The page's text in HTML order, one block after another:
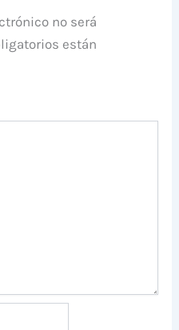
no será
están